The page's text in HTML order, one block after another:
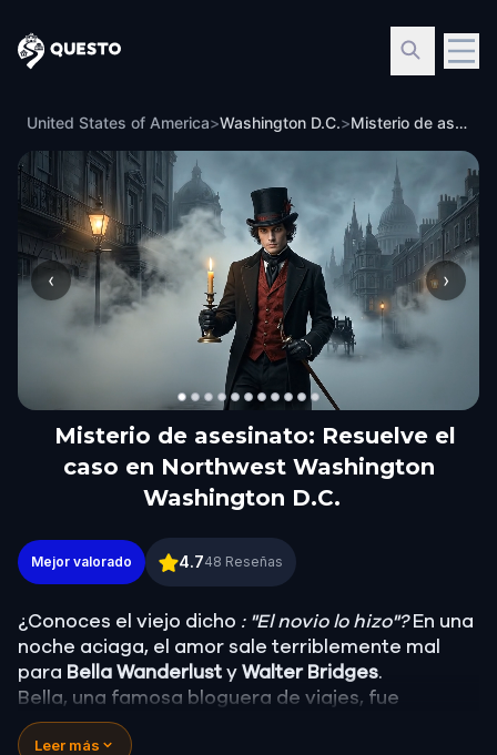
Questo
United States of America>Washington D.C.> Misterio de asesinato: Resuelve el caso en Northwest Washington Washington D.C.
‹ ›
Misterio de asesinato: Resuelve el
caso en Northwest Washington
Washington D.C.
Misterio de asesinato: Resuelve el caso en
Mejor valorado 4.748 Reseñas
¿Conoces el viejo dicho : "El novio lo hizo"?En una
noche aciaga, el amor sale terriblemente mal
para Bella Wanderlust y Walter Bridges.
Bella, una famosa bloguera de viajes, fue
encontrada
fantasmas dirigida por el teatral
Leer más